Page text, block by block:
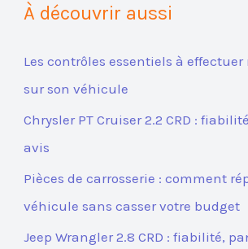
À découvrir aussi
Les contrôles essentiels à
sur son véhicule
Chrysler PT Cruiser 2.2 CRD :
avis
Pièces de carrosserie : comment
véhicule sans casser votre budget
Jeep Wrangler 2.8 CRD : fiabilité,